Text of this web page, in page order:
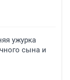
ужурка
сына и